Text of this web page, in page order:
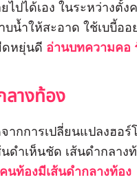
ไปได้เอง ในระหว่างตั้
น้ำให้สะอาด ใช้เบบี้อ
ดหยุ่นดี อ่านบทความคอ
างท้อง
จากการเปลี่ยนแปลงฮอ
นดำเห็นชัด เส้นดำกลา
นท้องมีเส้นดำกลางท้อง